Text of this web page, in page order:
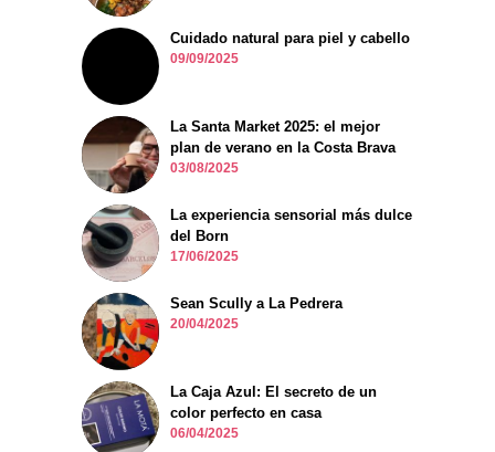
Cuidado natural para piel y cabello
09/09/2025
La Santa Market 2025: el mejor
plan de verano en la Costa Brava
03/08/2025
La experiencia sensorial más dulce
del Born
17/06/2025
Sean Scully a La Pedrera
20/04/2025
La Caja Azul: El secreto de un
color perfecto en casa
06/04/2025